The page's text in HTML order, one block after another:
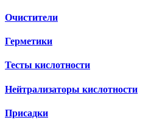
Очистители
Герметики
Тесты кислотности
Нейтрализаторы кислотности
Присадки